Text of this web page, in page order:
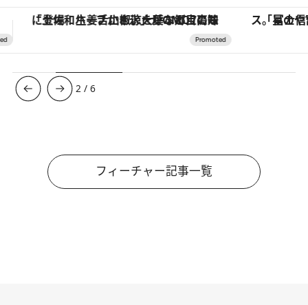
「星のや富士」でデジタルデトックス。冨士信仰の歴史を辿り、心身を調える。 【銀座で出合う最旬美容】美髪ケアや上質
3 /6
フィーチャー記事一覧